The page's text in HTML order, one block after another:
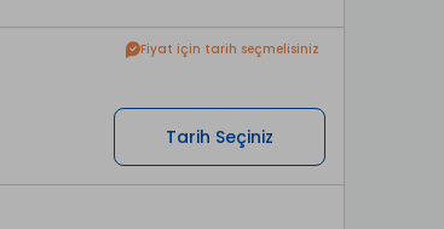
Fiyat için tarih seçmelisiniz
Tarih Seçiniz